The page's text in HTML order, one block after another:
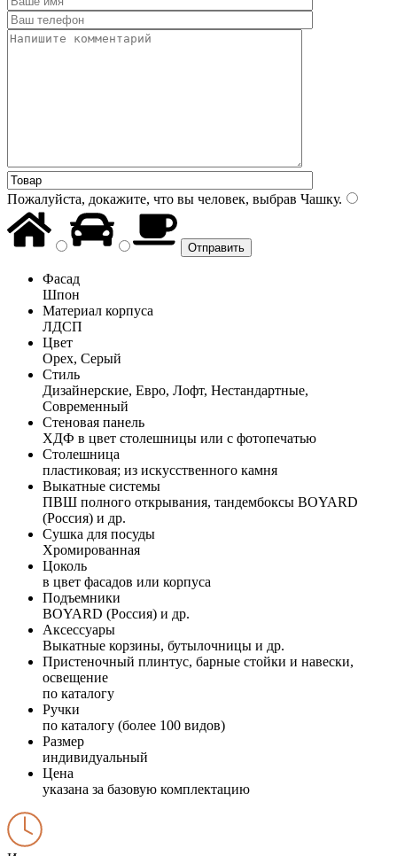
Пожалуйста, докажите, что вы человек, выбрав Чашку.
Фасад
Шпон
Материал корпуса
ЛДСП
Цвет
Орех, Серый
Стиль
Дизайнерские, Евро, Лофт, Нестандартные,
Современный
Стеновая панель
ХДФ в цвет столешницы или с фотопечатью
Столешница
пластиковая; из искусственного камня
Выкатные системы
ПВШ полного открывания, тандембоксы BOYARD
(Россия) и др.
Сушка для посуды
Хромированная
Цоколь
в цвет фасадов или корпуса
Подъемники
BOYARD (Россия) и др.
Аксессуары
Выкатные корзины, бутылочницы и др.
Пристеночный плинтус, барные стойки и навески,
освещение
по каталогу
Ручки
по каталогу (более 100 видов)
Размер
индивидуальный
Цена
указана за базовую комплектацию